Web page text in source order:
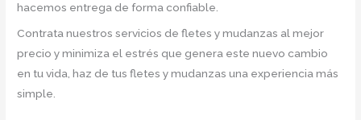
hacemos entrega de forma confiable.
Contrata nuestros servicios de fletes y mudanzas al mejor
precio y minimiza el estrés que genera este nuevo cambio
en tu vida, haz de tus fletes y mudanzas una experiencia más
simple.